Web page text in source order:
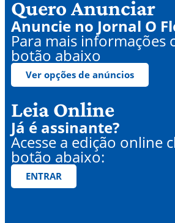
Quero Anunciar
Anuncie no Jornal O
Para mais informações
botão abaixo
Ver opções de anúncios
Leia Online
Já é assinante?
Acesse a edição online
botão abaixo:
ENTRAR